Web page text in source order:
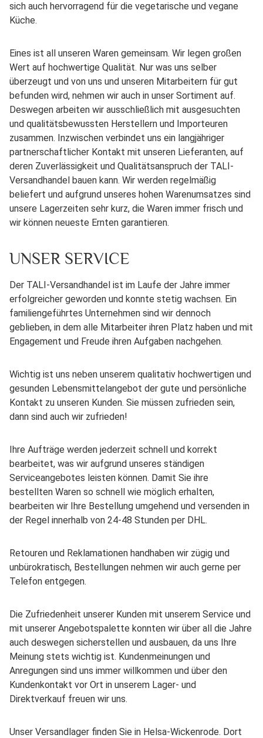
sich auch hervorragend für die vegetarische und vegane
Küche.
Eines ist all unseren Waren gemeinsam. Wir legen großen
Wert auf hochwertige Qualität. Nur was uns selber
überzeugt und von uns und unseren Mitarbeitern für gut
befunden wird, nehmen wir auch in unser Sortiment auf.
Deswegen arbeiten wir ausschließlich mit ausgesuchten
und qualitätsbewussten Herstellern und Importeuren
zusammen. Inzwischen verbindet uns ein langjähriger
partnerschaftlicher Kontakt mit unseren Lieferanten, auf
deren Zuverlässigkeit und Qualitätsanspruch der TALI-
Versandhandel bauen kann. Wir werden regelmäßig
beliefert und aufgrund unseres hohen Warenumsatzes sind
unsere Lagerzeiten sehr kurz, die Waren immer frisch und
wir können neueste Ernten garantieren.
UNSER SERVICE
Der TALI-Versandhandel ist im Laufe der Jahre immer
erfolgreicher geworden und konnte stetig wachsen. Ein
familiengeführtes Unternehmen sind wir dennoch
geblieben, in dem alle Mitarbeiter ihren Platz haben und mit
Engagement und Freude ihren Aufgaben nachgehen.
Wichtig ist uns neben unserem qualitativ hochwertigen und
gesunden Lebensmittelangebot der gute und persönliche
Kontakt zu unseren Kunden. Sie müssen zufrieden sein,
dann sind auch wir zufrieden!
Ihre Aufträge werden jederzeit schnell und korrekt
bearbeitet, was wir aufgrund unseres ständigen
Serviceangebotes leisten können. Damit Sie ihre
bestellten Waren so schnell wie möglich erhalten,
bearbeiten wir Ihre Bestellung umgehend und versenden in
der Regel innerhalb von 24-48 Stunden per DHL.
Retouren und Reklamationen handhaben wir zügig und
unbürokratisch, Bestellungen nehmen wir auch gerne per
Telefon entgegen.
Die Zufriedenheit unserer Kunden mit unserem Service und
mit unserer Angebotspalette konnten wir über all die Jahre
auch deswegen sicherstellen und ausbauen, da uns Ihre
Meinung stets wichtig ist. Kundenmeinungen und
Anregungen sind uns immer willkommen und über den
Kundenkontakt vor Ort in unserem Lager- und
Direktverkauf freuen wir uns.
Unser Versandlager finden Sie in Helsa-Wickenrode. Dort